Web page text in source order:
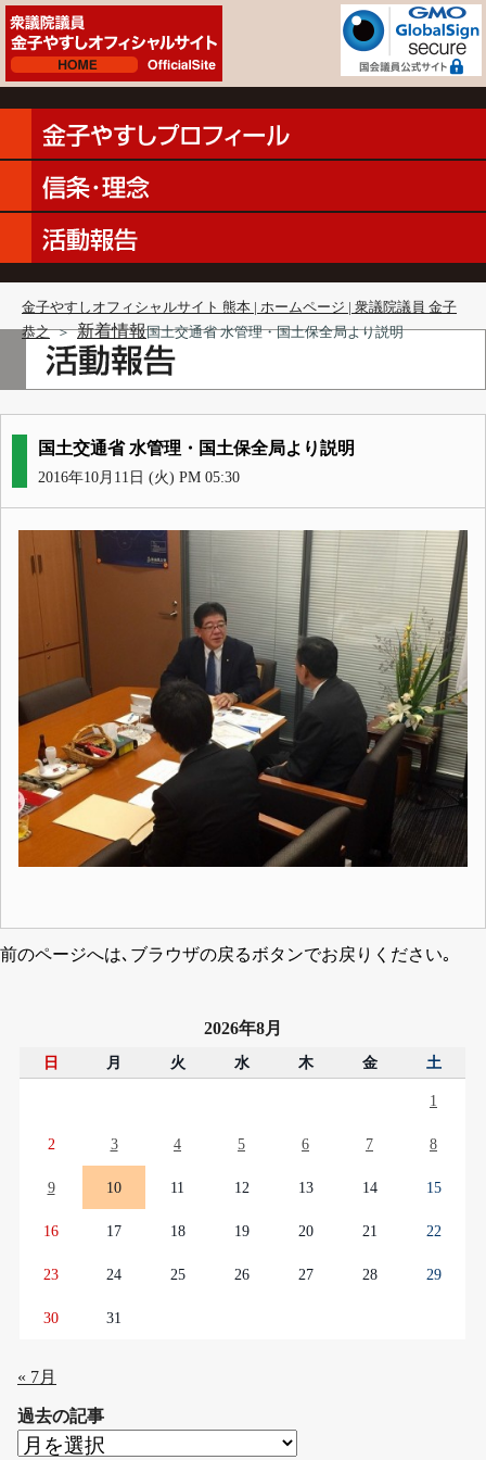
金子やすしオフィシャルサイト 熊本 | ホームページ | 衆議院議員 金子
恭之 ＞ 新着情報国土交通省 水管理・国土保全局より説明
国土交通省 水管理・国土保全局より説明
2016年10月11日 (火) PM 05:30
前のページへは､ブラウザの戻るボタンでお戻りください｡
2026年8月
日 月 火 水 木 金 土
1
2 3 4 5 6 7 8
9 10 11 12 13 14 15
16 17 18 19 20 21 22
23 24 25 26 27 28 29
30 31
« 7月
過去の記事
過